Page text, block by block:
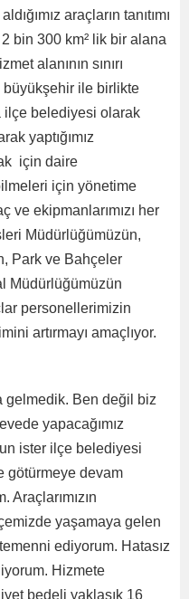
araçların tanıtımı
2 bin 300 km² lik bir alana
alanının sınırı
büyükşehir ile birlikte
ilçe belediyesi olarak
yaptığımız
için daire
için yönetime
ekipmanlarımızı her
Müdürlüğümüzün,
Park ve Bahçeler
Müdürlüğümüzün
personellerimizin
artırmayı amaçlıyor.
gelmedik. Ben değil biz
yapacağımız
ister ilçe belediyesi
götürmeye devam
Araçlarımızın
yaşamaya gelen
ediyorum. Hatasız
Hizmete
bedeli yaklaşık 16